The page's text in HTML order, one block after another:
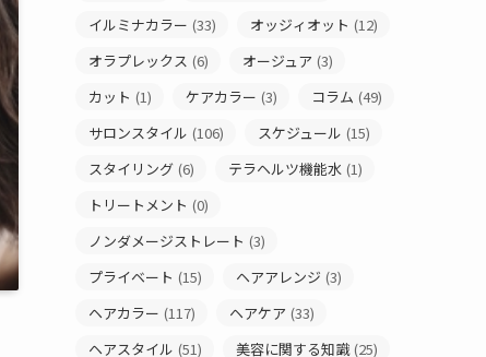
イルミナカラー (33) オッジィオット (12)
オラプレックス (6) オージュア (3)
カット (1) ケアカラー (3) コラム (49)
サロンスタイル (106) スケジュール (15)
スタイリング (6) テラヘルツ機能水 (1)
トリートメント (0)
ノンダメージストレート (3)
プライベート (15) ヘアアレンジ (3)
ヘアカラー (117) ヘアケア (33)
ヘアスタイル (51) 美容に関する知識 (25)